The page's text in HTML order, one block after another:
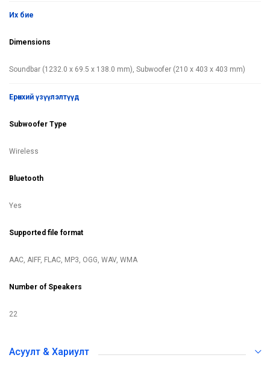
их бие
Dimensions
Soundbar (1232.0 x 69.5 x 138.0 mm), Subwoofer (210 x 403 x 403 mm)
ерөнхий үзүүлэлтүүд
Subwoofer Type
Wireless
Bluetooth
Yes
Supported file format
AAC, AIFF, FLAC, MP3, OGG, WAV, WMA
Number of Speakers
22
Асуулт & Хариулт